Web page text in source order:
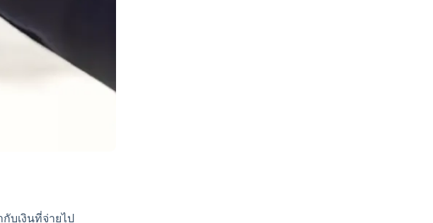
บเงินที่จ่ายไป